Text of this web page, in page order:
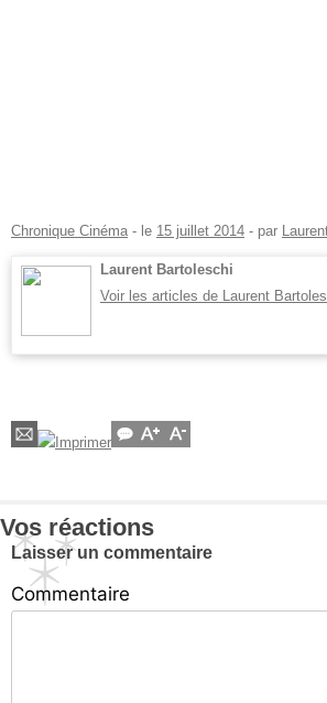
Chronique Cinéma - le 15 juillet 2014 - par
Laurent Bartoleschi
Voir les articles de Laurent
Vos réactions
Laisser un commentaire
Commentaire